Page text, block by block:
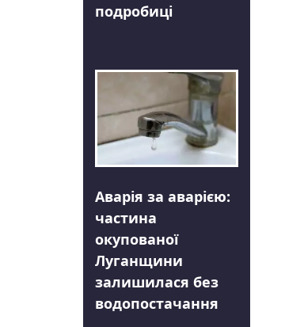
подробиці
Аварія за аварією:
частина
окупованої
Луганщини
залишилася без
водопостачання